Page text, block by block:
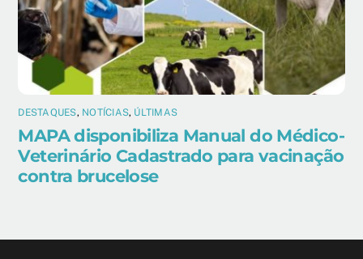
DESTAQUES, NOTÍCIAS, ÚLTIMAS
MAPA disponibiliza Manual do Médico-
Veterinário Cadastrado para vacinação
contra brucelose